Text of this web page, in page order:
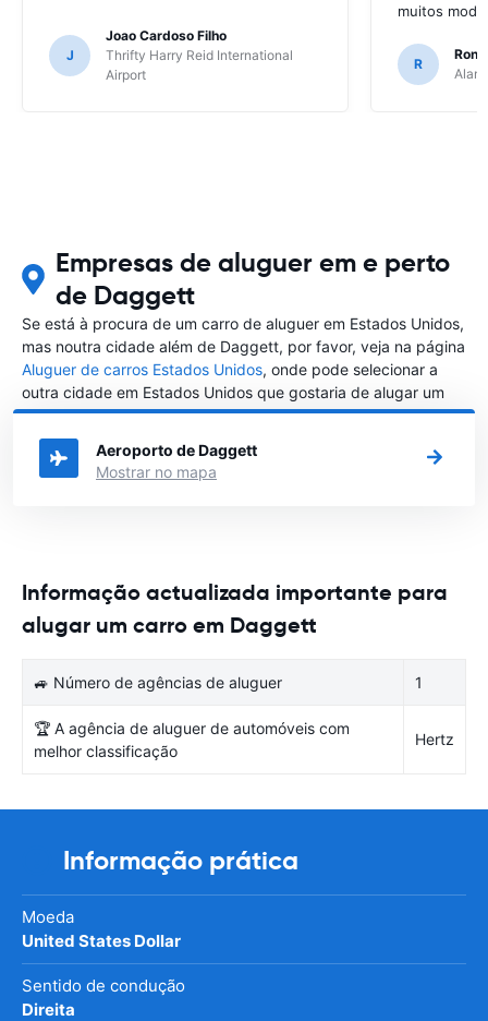
J
Joao Cardoso Filho
Thrifty Harry Reid International
Airport
muitos
R
Empresas de aluguer em e perto
de Daggett
Se está à procura de um carro de aluguer em Estados Unidos,
mas noutra cidade além de Daggett, por favor, veja na página
Aluguer de carros Estados Unidos, onde pode selecionar a
outra cidade em Estados Unidos que gostaria de alugar um
carro
Aeroporto de Daggett
Mostrar no mapa
Informação actualizada importante para
alugar um carro em Daggett
🚙 Número de agências de aluguer 1
🏆 A agência de aluguer de automóveis com
melhor classificação
Hertz
Informação prática
Moeda
United States Dollar
Sentido de condução
Direita